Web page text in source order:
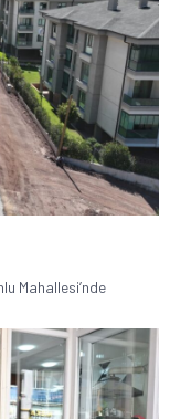
Mahallesi’nde